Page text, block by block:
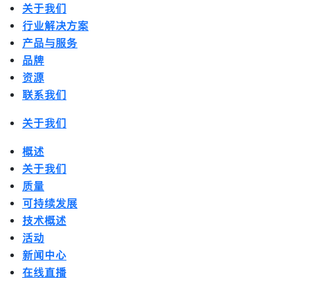
关于我们
行业解决方案
产品与服务
品牌
资源
联系我们
关于我们
概述
关于我们
质量
可持续发展
技术概述
活动
新闻中心
在线直播